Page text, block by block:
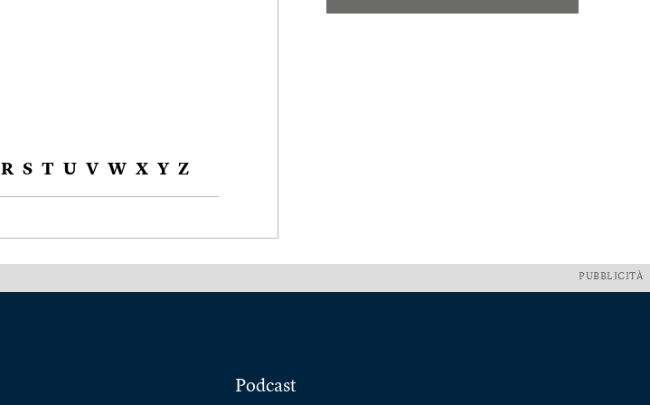
R S T U V W X Y Z
PUBBLICITÀ
Podcast